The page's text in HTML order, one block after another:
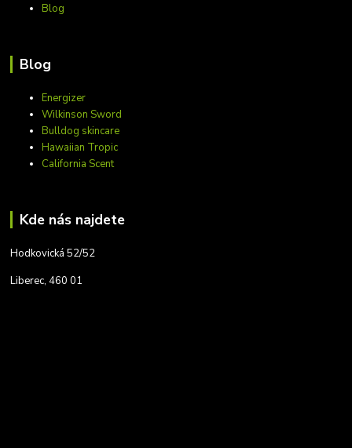
Blog
Blog
Energizer
Wilkinson Sword
Bulldog skincare
Hawaiian Tropic
California Scent
Kde nás najdete
Hodkovická 52/52
Liberec, 460 01